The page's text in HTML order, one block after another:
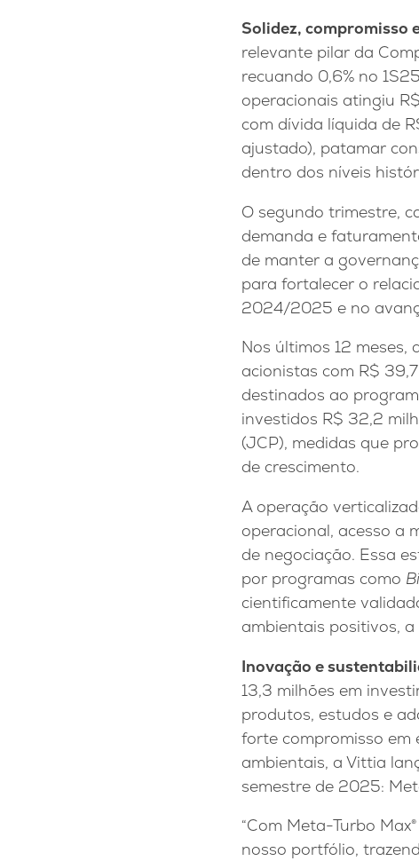
Solidez, compromisso
relevante pilar da
recuando 0,6% no
operacionais atingiu
com dívida líquida de
ajustado), patamar
dentro dos níveis
O segundo trimestre,
demanda e
de manter a
para fortalecer o
2024/2025 e no
Nos últimos 12 meses,
acionistas com R$
destinados ao
investidos R$ 32,2
(JCP), medidas que
de crescimento.
A operação
operacional, acesso a
de negociação. Essa
por programas como
cientificamente
ambientais positivos,
Inovação e
13,3 milhões em
produtos, estudos e
forte compromisso em
ambientais, a Vittia
semestre de 2025:
“Com Meta-Turbo
nosso portfólio,